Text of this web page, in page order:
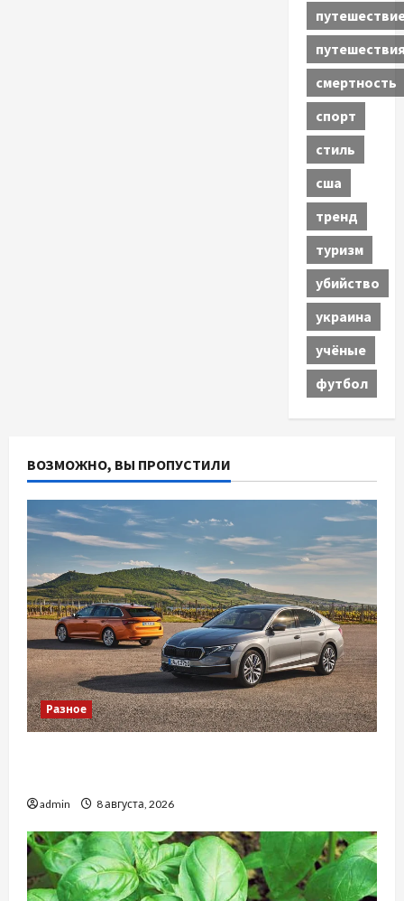
смертность
спорт
стиль
сша
тренд
туризм
убийство
украина
учёные
футбол
ВОЗМОЖНО, ВЫ ПРОПУСТИЛИ
Разное
admin 8 августа, 2026